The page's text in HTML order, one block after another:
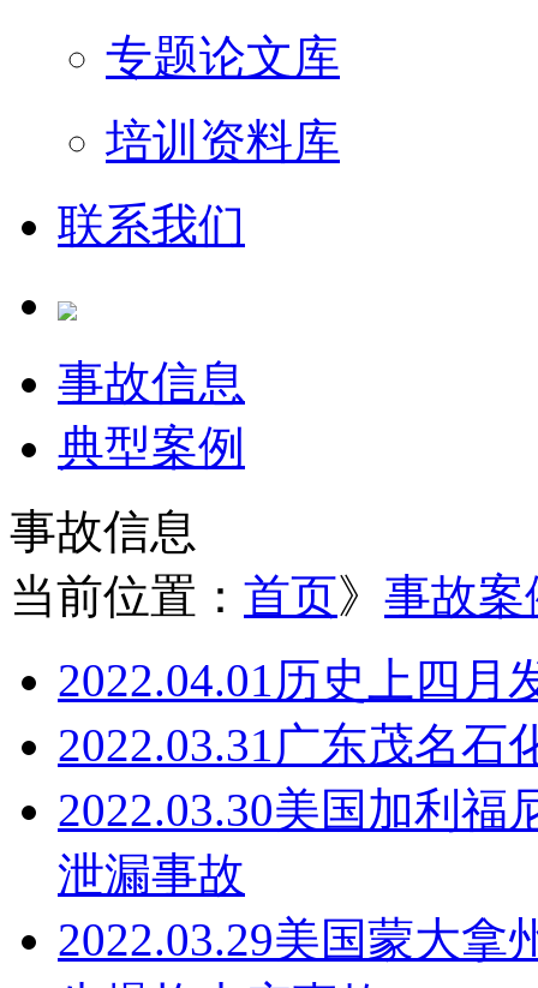
专题论文库
培训资料库
联系我们
事故信息
典型案例
事故信息
当前位置： 首页》 事故案
2022.04.01历史上四月
2022.03.31广东茂名石
2022.03.30美国加利福
泄漏事故
2022.03.29美国蒙大拿